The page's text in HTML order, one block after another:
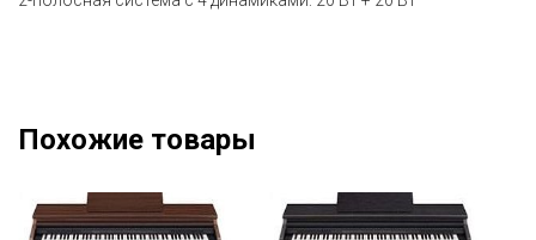
Похожие товары